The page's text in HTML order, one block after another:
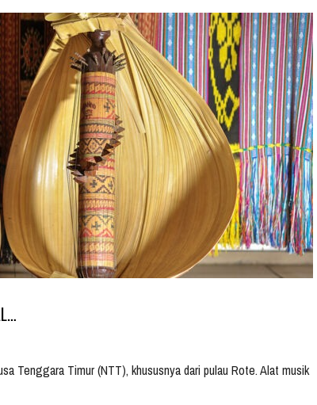
Tenggara Timur (NTT), khususnya dari pulau Rote. Alat musik